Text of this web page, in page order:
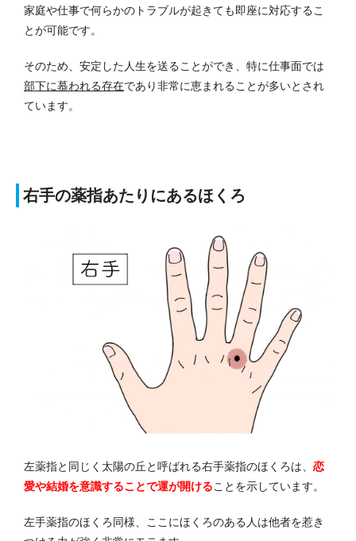
家庭や仕事で何らかのトラブルが起きても即座に対応するこ
とが可能です。
そのため、安定した人生を送ることができ、特に仕事面では
部下に慕われる存在であり非常に恵まれることが多いとされ
ています。
右手の薬指あたりにあるほくろ
左薬指と同じく太陽の丘と呼ばれる右手薬指のほくろは、 恋
愛や結婚を意識することで運が開けることを示しています。
左手薬指のほくろ同様、ここにほくろのある人は他者を惹き